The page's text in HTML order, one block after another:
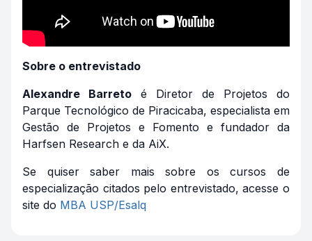
Sobre o entrevistado
Alexandre Barreto é Diretor de Projetos do
Parque Tecnológico de Piracicaba, especialista em
Gestão de Projetos e Fomento e fundador da
Harfsen Research e da AiX.
Se quiser saber mais sobre os cursos de
especialização citados pelo entrevistado, acesse o
site do MBA USP/Esalq